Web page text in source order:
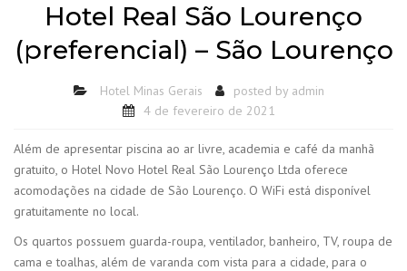
Hotel Real São Lourenço
(preferencial) – São Lourenço
Hotel Minas Gerais posted by admin
4 de fevereiro de 2021
Além de apresentar piscina ao ar livre, academia e café da manhã
gratuito, o Hotel Novo Hotel Real São Lourenço Ltda oferece
acomodações na cidade de São Lourenço. O WiFi está disponível
gratuitamente no local.
Os quartos possuem guarda-roupa, ventilador, banheiro, TV, roupa de
cama e toalhas, além de varanda com vista para a cidade, para o